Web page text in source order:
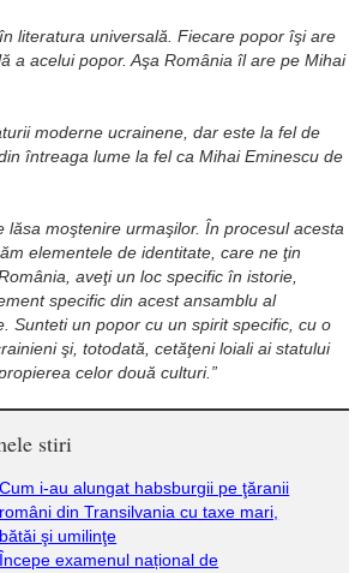
literatura universală. Fiecare popor îşi are
a acelui popor. Aşa România îl are pe Mihai
moderne ucrainene, dar este la fel de
întreaga lume la fel ca Mihai Eminescu de
moştenire urmaşilor. În procesul acesta
elementele de identitate, care ne ţin
aveţi un loc specific în istorie,
specific din acest ansamblu al
Sunteti un popor cu un spirit specific, cu o
şi, totodată, cetăţeni loiali ai statului
celor două culturi.”
stiri
Cum i-au alungat habsburgii pe ţăranii
români din Transilvania cu taxe mari,
bătăi şi umilinţe
Începe examenul național de